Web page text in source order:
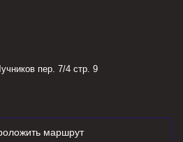
пер. 7/4 стр. 9
маршрут